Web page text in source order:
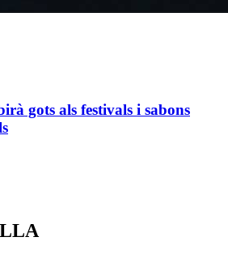
gots als festivals i sabons